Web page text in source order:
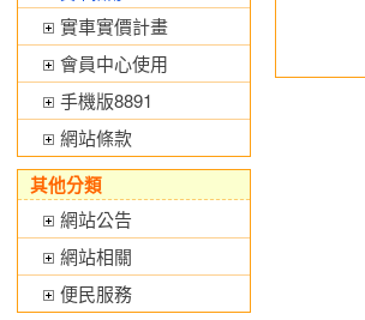
實車實價計畫
會員中心使用
手機版8891
網站條款
其他分類
網站公告
網站相關
便民服務